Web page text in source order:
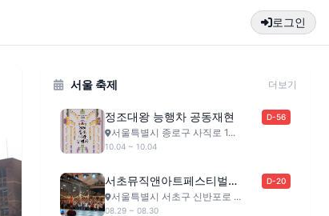
로그인
서울 축제 더보기
정조대왕 능행차 공동재현 D-56
서울특별시 종로구 사직로 1...
10.04 ~ 10.04
서초뮤직앤아트페스티벌
(SMAF)
D-20
서울특별시 서초구 신반포로 ...
08.29 ~ 08.30